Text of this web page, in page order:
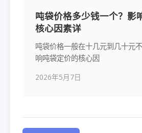
吨袋价格多少钱一个？影
核心因素详
吨袋价格一般在十几元到几十元
响吨袋定价的核心因
2026年5月7日